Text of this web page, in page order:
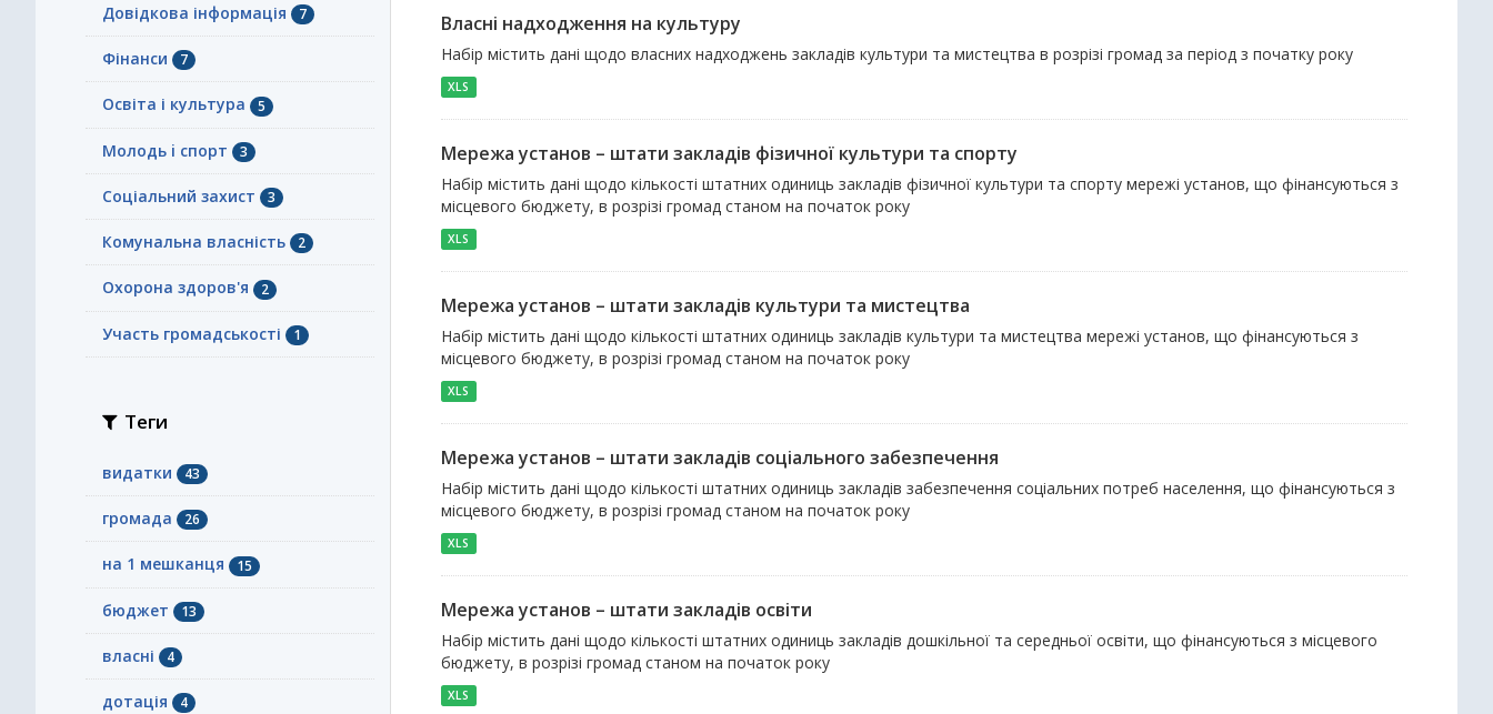
Довідкова інформація 7
Фінанси 7
Освіта і культура 5
Молодь i спорт 3
Соціальний захист 3
Комунальна власність 2
Охорона здоров'я 2
Участь громадськості 1
Теги
видатки 43
громада 26
на 1 мешканця 15
бюджет 13
власні 4
дотація 4
Власні надходження на культуру
Набір містить дані щодо власних надходжень закладів культури та мистецтва в розрізі громад за період з початку року
XLS
Мережа установ – штати закладів фізичної культури та спорту
Набір містить дані щодо кількості штатних одиниць закладів фізичної культури та спорту мережі установ, що фінансуються з
місцевого бюджету, в розрізі громад станом на початок року
XLS
Мережа установ – штати закладів культури та мистецтва
Набір містить дані щодо кількості штатних одиниць закладів культури та мистецтва мережі установ, що фінансуються з
місцевого бюджету, в розрізі громад станом на початок року
XLS
Мережа установ – штати закладів соціального забезпечення
Набір містить дані щодо кількості штатних одиниць закладів забезпечення соціальних потреб населення, що фінансуються з
місцевого бюджету, в розрізі громад станом на початок року
XLS
Мережа установ – штати закладів освіти
Набір містить дані щодо кількості штатних одиниць закладів дошкільної та середньої освіти, що фінансуються з місцевого
бюджету, в розрізі громад станом на початок року
XLS